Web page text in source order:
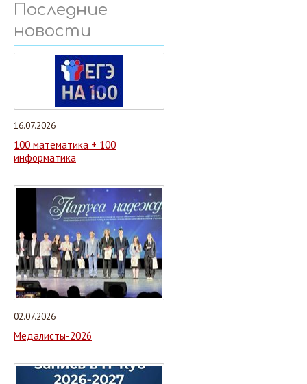
Последние
новости
16.07.2026
100 математика + 100
информатика
02.07.2026
Медалисты-2026